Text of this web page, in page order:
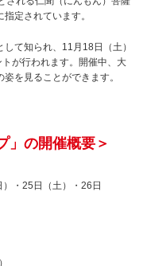
定されています。
て知られ、11月18日（土）
が行われます。開催中、大
を見ることができます。
」の開催概要＞
・25日（土）・26日